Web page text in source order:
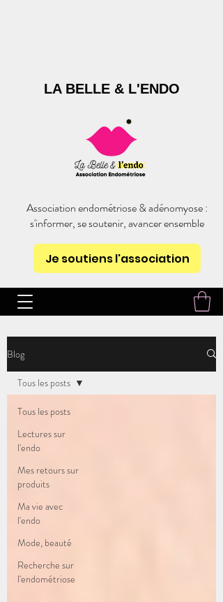
Je soutiens l'association
Association endométriose & adénomyose :
s'informer, se soutenir, avancer ensemble
LA BELLE & L'ENDO
Blog
Tous les posts
Lectures sur
l'endo
Mes retours sur
produits
Ma vie avec
l'endo
Mode, beauté
Recherche sur
l'endométriose
Tous les posts